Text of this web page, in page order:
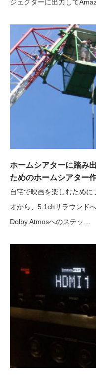
ジェクターに出力して
ホームシアターに踏み
ためのホームシアター
自宅で映画を楽しむため
オから、5.1chサラウンド
Dolby Atmosへのステッ…